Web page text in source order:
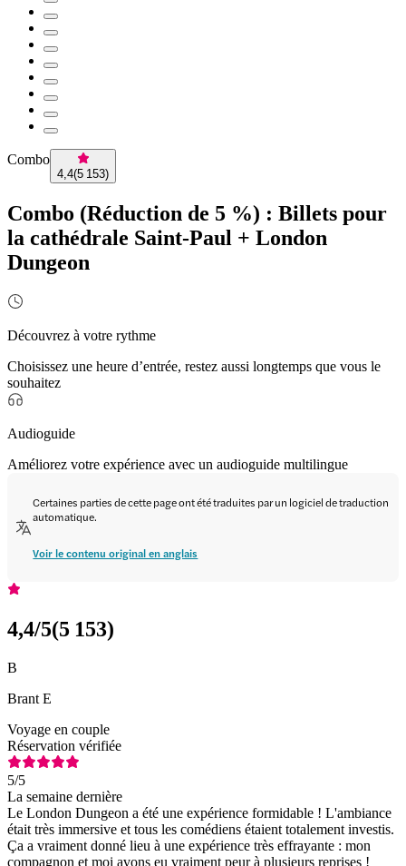
Combo
4,4(5 153)
Combo (Réduction de 5 %) : Billets pour
la cathédrale Saint-Paul + London
Dungeon
Découvrez à votre rythme
Choisissez une heure d’entrée, restez aussi longtemps que vous le
souhaitez
Audioguide
Améliorez votre expérience avec un audioguide multilingue
Certaines parties de cette page ont été traduites par un logiciel de traduction
automatique.
Voir le contenu original en anglais
4,4/5(5 153)
B
Brant E
Voyage en couple
Réservation vérifiée
5/5
La semaine dernière
Le London Dungeon a été une expérience formidable ! L'ambiance
était très immersive et tous les comédiens étaient totalement investis.
Ça a vraiment donné lieu à une expérience très effrayante : mon
compagnon et moi avons eu vraiment peur à plusieurs reprises !